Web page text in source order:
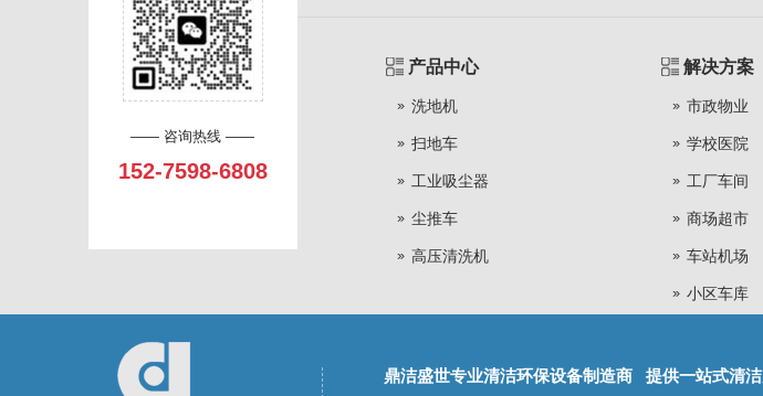
—— 咨询热线 ——
152-7598-6808
产品中心
洗地机
扫地车
工业吸尘器
尘推车
高压清洗机
解决方案
市政物业
学校医院
工厂车间
商场超市
车站机场
小区车库
鼎洁盛世专业清洁环保设备制造商 提供一站式清